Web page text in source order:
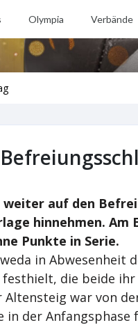
Olympia Verbände
auf den
hinnehmen. Am
Punkte in Serie.
in Abwesenheit
die beide
Altensteig war von
der